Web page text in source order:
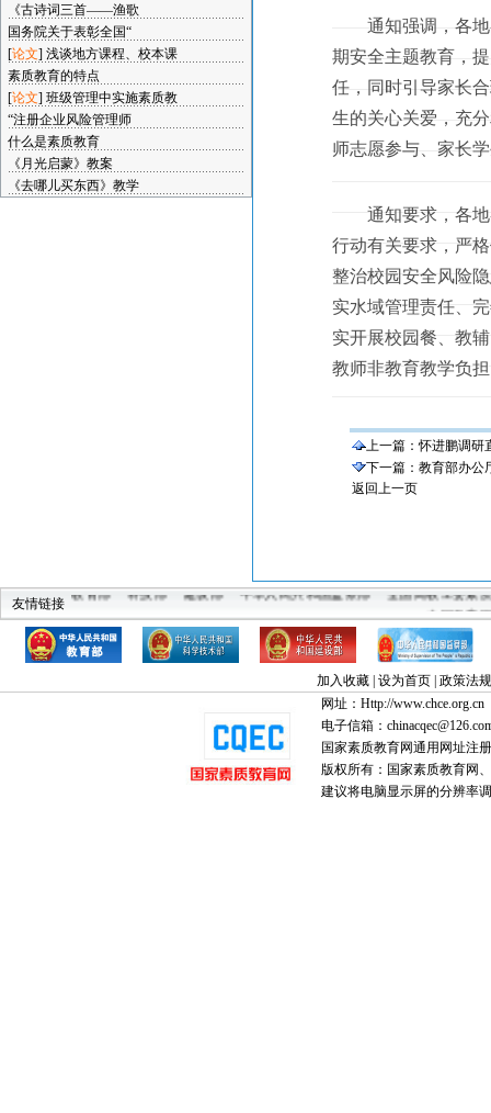
《古诗词三首——渔歌
国务院关于表彰全国“
[论文] 浅谈地方课程、校本课
素质教育的特点
[论文] 班级管理中实施素质教
“注册企业风险管理师
什么是素质教育
《月光启蒙》教案
《去哪儿买东西》教学
通知强调，各地
期安全主题教育，
任，同时引导家长
生的关心关爱，充
师志愿参与、家长
通知要求，各地
行动有关要求，严
整治校园安全风险
实水域管理责任、
实开展校园餐、教
教师非教育教学负
上一篇：怀进鹏调研
下一篇： 教育部办公
返回上一页
友情链接
教育部 科技部 建设部 中华人民共和国监察部
全国高教工委素
中国教育
加入收藏| 设为首页| 政策法规
网址：Http://www.chce.org.cn
电子信箱：
国家素质教育网通用网址注
版权所有：国家素质教育网
建议将电脑显示屏的分辨率